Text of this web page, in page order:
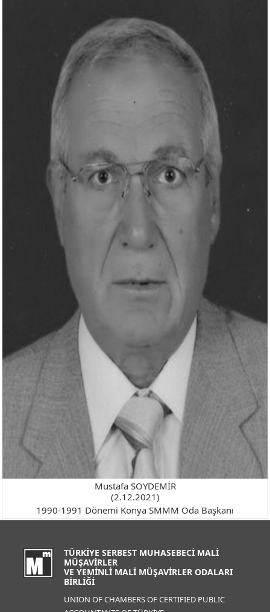
Mustafa SOYDEMİR
(2.12.2021)
1990-1991 Dönemi Konya SMMM Oda Başkanı
TÜRKİYE SERBEST MUHASEBECİ MALİ
MÜŞAVİRLER
VE YEMİNLİ MALİ MÜŞAVİRLER ODALARI
BİRLİĞİ
UNION OF CHAMBERS OF CERTIFIED PUBLIC